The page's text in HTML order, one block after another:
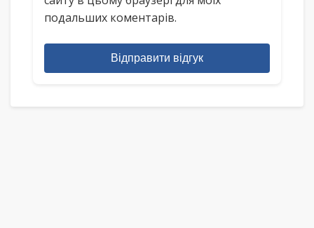
подальших коментарів.
Відправити відгук